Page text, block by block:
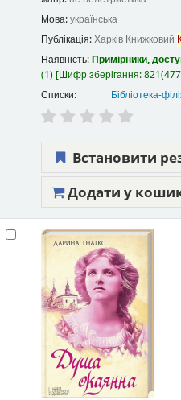
Мова:українська
Публікація:Харків Книжковий
Наявність:Примірники,
(1) Шифр зберігання:
Списки:
Бібліотека-
Встановити
Додати у